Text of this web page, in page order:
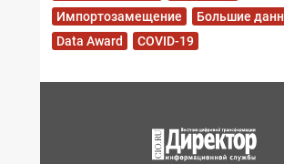
Импортозамещение
Большие
Data Award
COVID-19